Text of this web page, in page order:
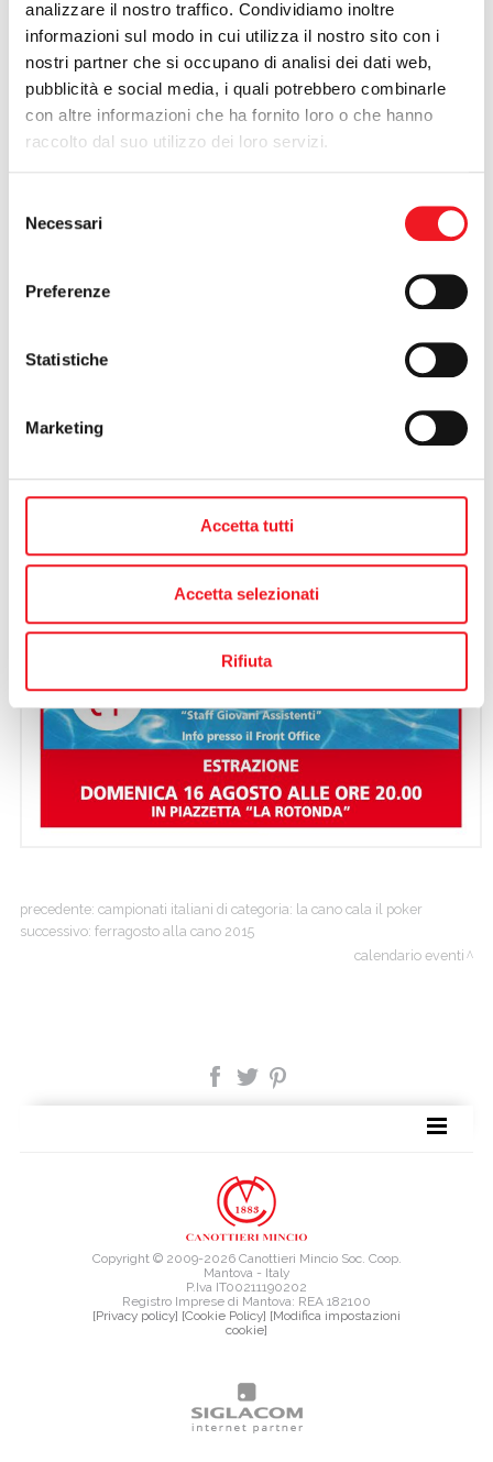
analizzare il nostro traffico. Condividiamo inoltre
informazioni sul modo in cui utilizza il nostro sito con i
nostri partner che si occupano di analisi dei dati web,
pubblicità e social media, i quali potrebbero combinarle
con altre informazioni che ha fornito loro o che hanno
raccolto dal suo utilizzo dei loro servizi.
delNecessari
Preferenze
Statistiche
Marketing
Accetta tutti
Accetta selezionati
Rifiuta
biglietto n.040.
Nel caso in cui i premi non vengano ritirati entro sabato 19
settembre, si procederà ad una nuova estrazione tra i biglietti
rimanentidomenica 20 settembre 2015alle ore 18:00.
Conservate le matrici!
precedente: campionati italiani di categoria: la cano cala il poker
successivo: ferragosto alla cano 2015
calendario eventi
Copyright © 2009-2026 Canottieri Mincio Soc. Coop.
Mantova - Italy
P.Iva IT00211190202
Registro Imprese di Mantova: REA 182100
[Privacy policy] [Cookie Policy] [Modifica impostazioni
cookie]